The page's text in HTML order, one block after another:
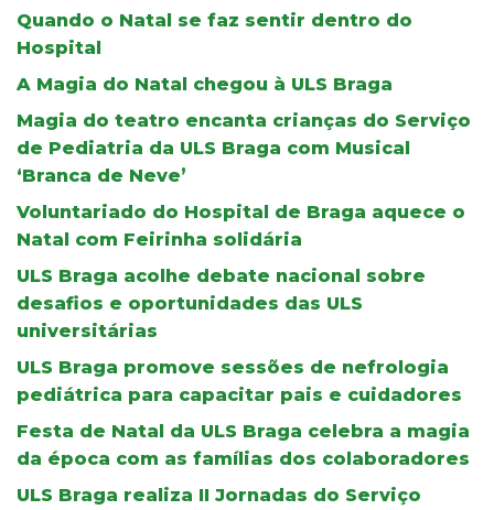
Quando o Natal se faz sentir dentro do
Hospital
A Magia do Natal chegou à ULS Braga
Magia do teatro encanta crianças do Serviço
de Pediatria da ULS Braga com Musical
‘Branca de Neve’
Voluntariado do Hospital de Braga aquece o
Natal com Feirinha solidária
ULS Braga acolhe debate nacional sobre
desafios e oportunidades das ULS
universitárias
ULS Braga promove sessões de nefrologia
pediátrica para capacitar pais e cuidadores
Festa de Natal da ULS Braga celebra a magia
da época com as famílias dos colaboradores
ULS Braga realiza II Jornadas do Serviço